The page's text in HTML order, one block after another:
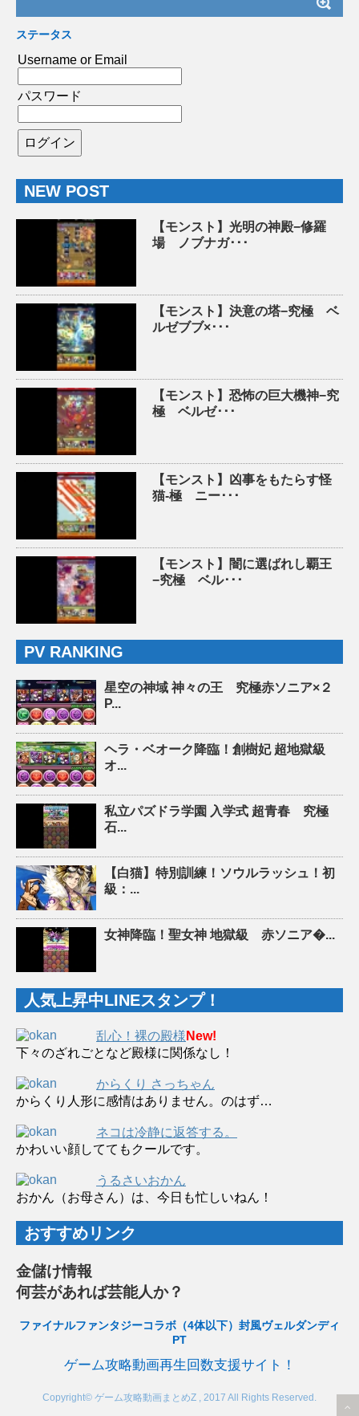
ステータス
Username or Email
パスワード
NEW POST
【モンスト】光明の神殿−修羅
場 ノブナガ･･･
【モンスト】決意の塔−究極 ベ
ルゼブブ×･･･
【モンスト】恐怖の巨大機神−究
極 ベルゼ･･･
【モンスト】凶事をもたらす怪
猫-極 ニー･･･
【モンスト】闇に選ばれし覇王
−究極 ベル･･･
PV RANKING
星空の神域 神々の王 究極赤ソニア×２
P...
ヘラ・ベオーク降臨！創樹妃 超地獄級
オ...
私立パズドラ学園 入学式 超青春 究極
石...
【白猫】特別訓練！ソウルラッシュ！初
級：...
女神降臨！聖女神 地獄級 赤ソニア�...
人気上昇中LINEスタンプ！
乱心！裸の殿様 New!
下々のざれごとなど殿様に関係なし！
からくり さっちゃん
からくり人形に感情はありません。のはず…
ネコは冷静に返答する。
かわいい顔しててもクールです。
うるさいおかん
おかん（お母さん）は、今日も忙しいねん！
おすすめリンク
金儲け情報
何芸があれば芸能人か？
ファイナルファンタジーコラボ（4体以下）封風ヴェルダンディ
PT
ゲーム攻略動画再生回数支援サイト！
Copyright© ゲーム攻略動画まとめZ , 2017 All Rights Reserved.